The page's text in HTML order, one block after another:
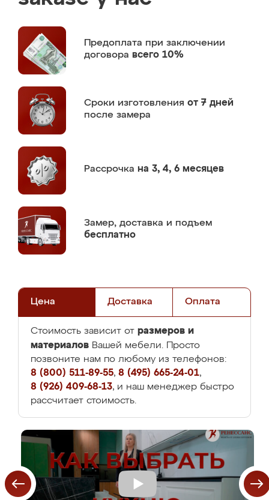
Предоплата при заключении
договора всего 10%
Сроки изготовления от 7 дней
после замера
Рассрочка на 3, 4, 6 месяцев
Замер, доставка и подъем
бесплатно
Цена Доставка Оплата
Стоимость зависит от размеров и
материалов Вашей мебели. Просто
позвоните нам по любому из телефонов:
8 (800) 511-89-55, 8 (495) 665-24-01,
8 (926) 409-68-13, и наш менеджер быстро
рассчитает стоимость.